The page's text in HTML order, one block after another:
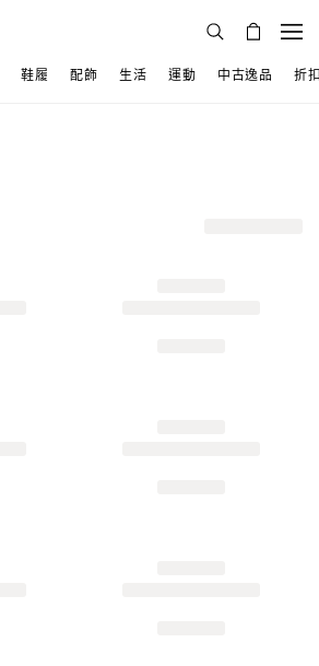
鞋履 配飾 生活 運動 中古逸品 折